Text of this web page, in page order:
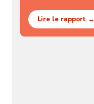
Lire le rapport →